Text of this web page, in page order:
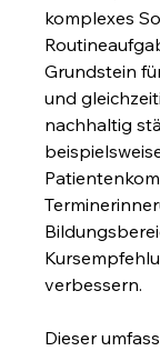
komplexes
Grundstein
und
nachhaltig
verbessern.
Dieser